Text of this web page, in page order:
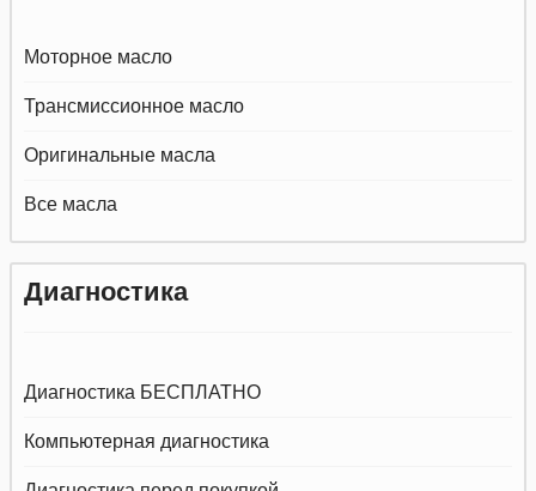
Моторное масло
Трансмиссионное масло
Оригинальные масла
Все масла
Диагностика
Диагностика БЕСПЛАТНО
Компьютерная диагностика